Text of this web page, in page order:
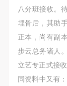
八分班接收。
埋骨后，其助
正本，尚有副
步云总务诸人
立艺专正式接
同资料中又有